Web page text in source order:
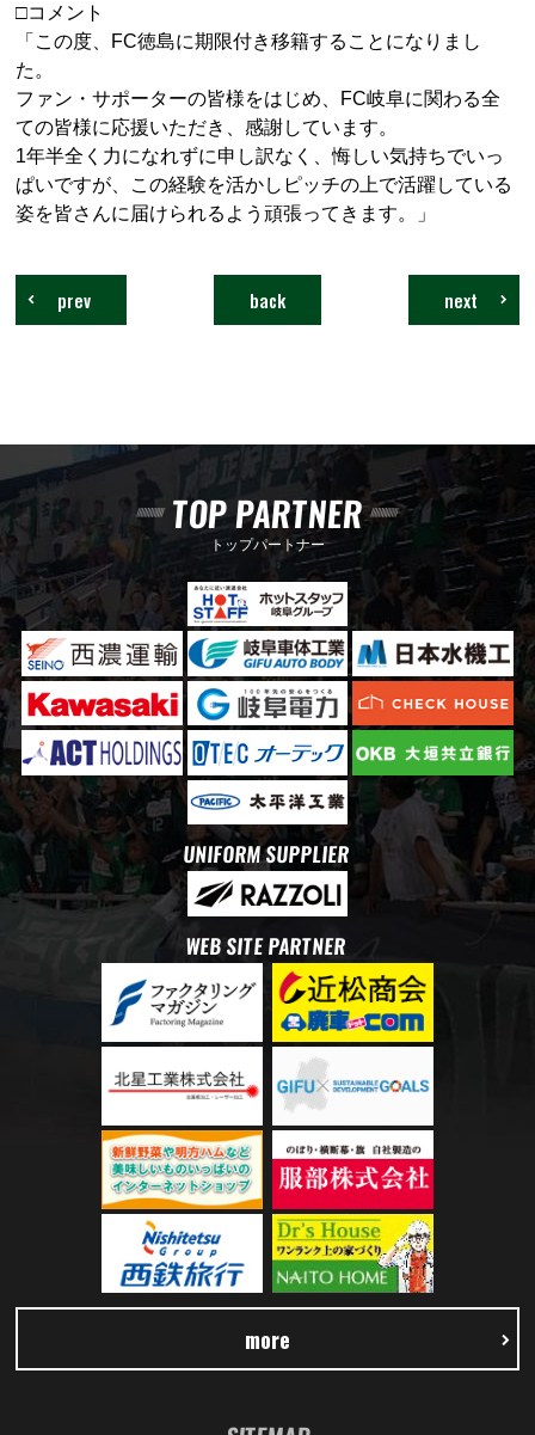
□コメント
「この度、FC徳島に期限付き移籍することになりまし
た。
ファン・サポーターの皆様をはじめ、FC岐阜に関わる全
ての皆様に応援いただき、感謝しています。
1年半全く力になれずに申し訳なく、悔しい気持ちでいっ
ぱいですが、この経験を活かしピッチの上で活躍している
姿を皆さんに届けられるよう頑張ってきます。」
next
back
prev
TOP PARTNER
トップパートナー
UNIFORM SUPPLIER
WEB SITE PARTNER
more